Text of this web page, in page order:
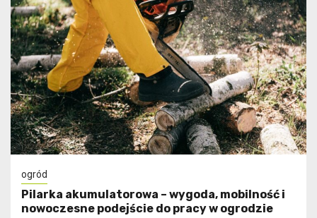
ogród
Pilarka akumulatorowa – wygoda, mobilność i
nowoczesne podejście do pracy w ogrodzie